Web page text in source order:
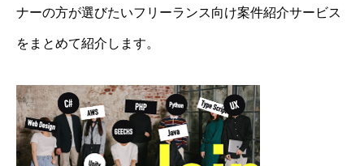
ナーの方が選びたいフリーランス向け案件紹介サービス
をまとめて紹介します。